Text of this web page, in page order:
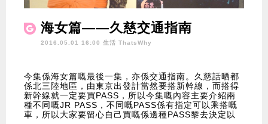
海女篇——久慈交通指南
2016.05.01 16:00 生活 ThatsWhy
今集係海女篇嘅最後一集，亦係交通指南。久慈話晒都
係北三陸地區，由東京出發計當然要搭新幹線，而搭得
新幹線就一定要買PASS，所以今集嘅內容主要介紹兩
種不同嘅JR PASS，不同嘅PASS係有指定可以乘搭嘅
車，所以大家要留心自己買嘅係邊種PASS黎去決定以